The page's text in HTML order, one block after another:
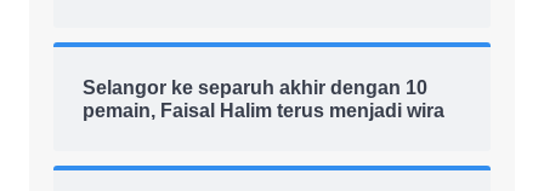
Selangor ke separuh akhir dengan 10
pemain, Faisal Halim terus menjadi wira